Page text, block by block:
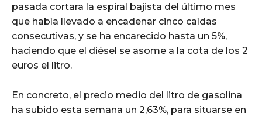
pasada cortara la espiral bajista del último mes
que había llevado a encadenar cinco caídas
consecutivas, y se ha encarecido hasta un 5%,
haciendo que el diésel se asome a la cota de los 2
euros el litro.
En concreto, el precio medio del litro de gasolina
ha subido esta semana un 2,63%, para situarse en